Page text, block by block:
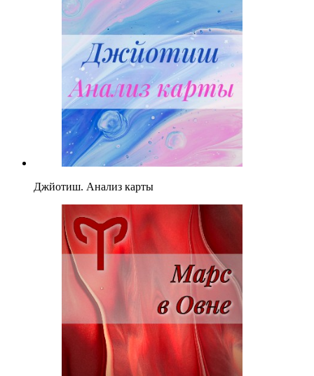
Джйотиш. Анализ карты